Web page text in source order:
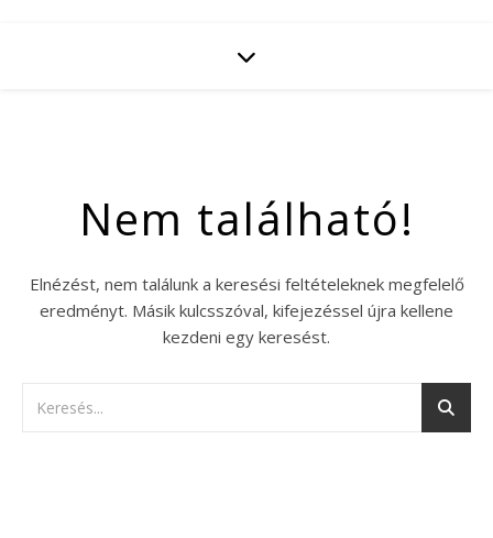
Nem található!
Elnézést, nem találunk a keresési feltételeknek megfelelő
eredményt. Másik kulcsszóval, kifejezéssel újra kellene
kezdeni egy keresést.